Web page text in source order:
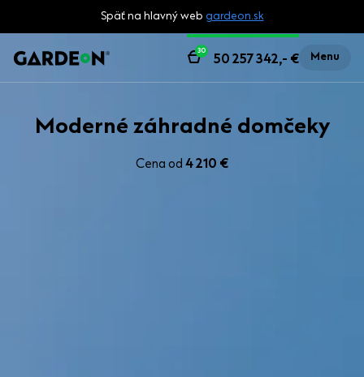
Späť na hlavný web gardeon.sk
Menu
50 257 342,- €
30
Moderné záhradné domčeky
Cena od 4 210 €